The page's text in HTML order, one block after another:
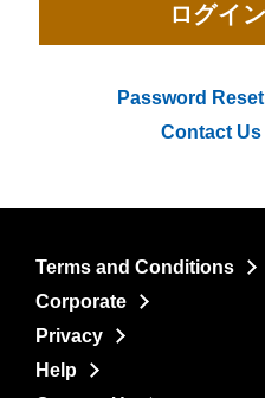
Password Reset
Contact Us
Terms and Conditions
Corporate
Privacy
Help